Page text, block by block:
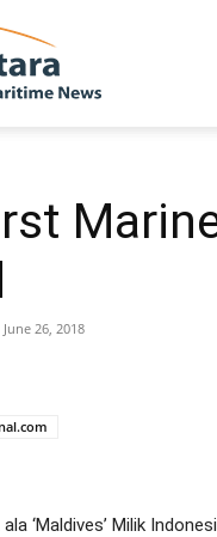
June 26, 2018
‘Maldives’ Milik